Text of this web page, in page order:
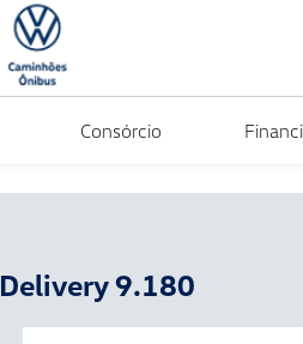
Consórcio
Delivery 9.180